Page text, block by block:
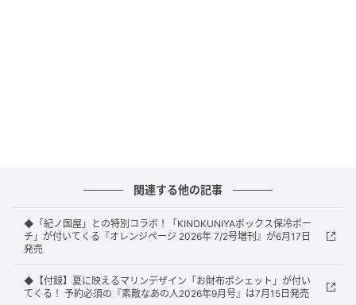
ンクグレー〉」が付いてきます。
2Lペットボトルも寝かせずに入る！大容量の
保冷トートバッグ
関連する他の記事
◆「紀ノ国屋」との特別コラボ！「KINOKUNIYAボックス保冷ポー
チ」が付いてくる『オレンジページ 2026年 7/2号増刊』が6月17日
発売
◆【付録】夏に映えるマリンデザイン「お財布ポシェット」が付い
てくる！ 予約必須の『素敵なあの人2026年9月号』は7月15日発売